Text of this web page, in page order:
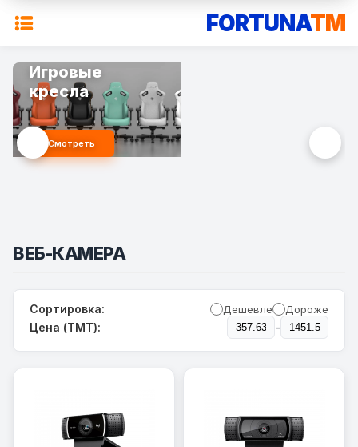
FORTUNATM
Игровые
кресла
Смотреть
ВЕБ-КАМЕРА
Сортировка: Дешевле Дороже
Цена (TMT): -